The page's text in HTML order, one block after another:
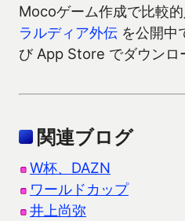
Mocoゲーム作成で比較
ラルディア外伝 を公開中
び App Store でダウンロ
関連ブログ
W杯、DAZN
ワールドカップ
井上尚弥